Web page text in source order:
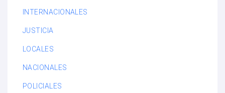
INTERNACIONALES
JUSTICIA
LOCALES
NACIONALES
POLICIALES